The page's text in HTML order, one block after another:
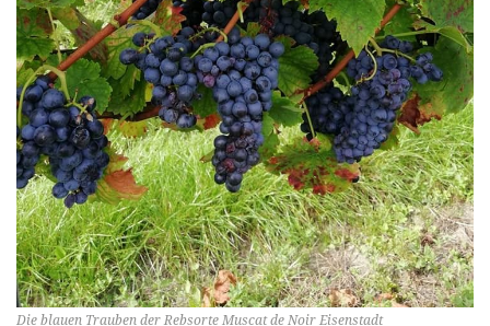
Die blauen Trauben der Rebsorte Muscat de Noir Eisenstadt